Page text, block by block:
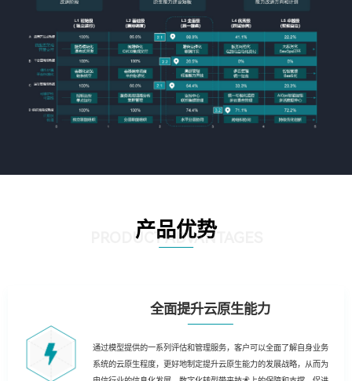
产品优势
PRODUCT ADVANTAGES
全面提升云原生能力
通过模型提供的一系列评估和管理服务，客户可以全面了解自身业务
系统的云原生程度，更好地制定提升云原生能力的发展战略，从而为